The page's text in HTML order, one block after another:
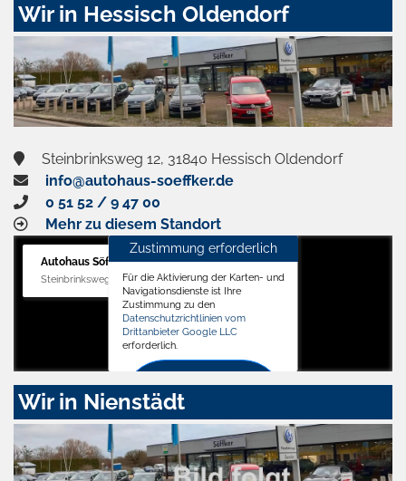
Wir in Hessisch Oldendorf
Steinbrinksweg 12, 31840 Hessisch Oldendorf
info@autohaus-soeffker.de
0 51 52 / 9 47 00
Mehr zu diesem Standort
Autohaus Söffker GmbH
Steinbrinksweg 12, 31840 Hessisch Oldendorf
Zustimmung erforderlich
Für die Aktivierung der Karten- und
Navigationsdienste ist Ihre
Zustimmung zu den
Datenschutzrichtlinien vom
Drittanbieter Google LLC
erforderlich.
Zustimmen
aktivieren
Wir in Nienstädt